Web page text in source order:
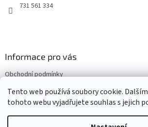
Tento web používá soubory cookie.
tohoto webu vyjadřujete souhlas s jejich
731 561 334
Informace pro vás
Obchodní podmínky